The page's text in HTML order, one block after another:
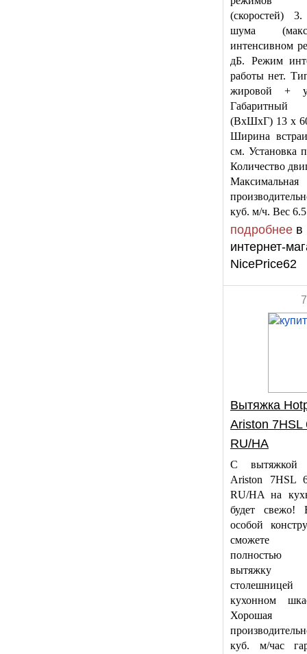
(скоростей)
шума
интенсивном
дБ. Режим
работы нет.
жировой +
Габаритный
(ВхШхГ) 13 x
Ширина
см. Установка
Количество
Максимальная
куб. м/ч. Вес 6.5
подробнее в
интернет-
NicePrice62
Вытяжка
Ariston 7HSL
RU/HA
С вытяжкой
Ariston 7HSL
RU/HA на
будет свежо!
особой
сможете
полностью
кухонном
Хорошая
куб. м/час